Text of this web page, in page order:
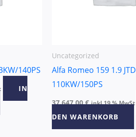
140PS
IN
Uncategorized
Alfa Romeo 159 1.9 JTD
110KW/150PS
37.647,00€ inkl 19 % MwSt
DEN WARENKORB